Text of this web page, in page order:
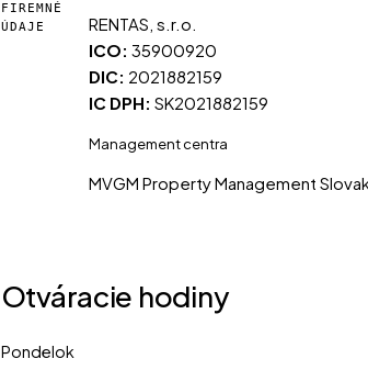
FIREMNÉ
ÚDAJE
RENTAS, s.r.o.
ICO: 35900920
DIC: 2021882159
IC DPH: SK2021882159
Management centra
MVGM Property Management
Otváracie hodiny
Pondelok